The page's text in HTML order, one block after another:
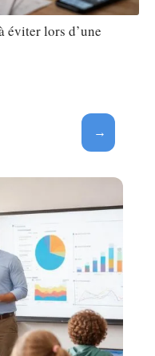
éviter lors d’une